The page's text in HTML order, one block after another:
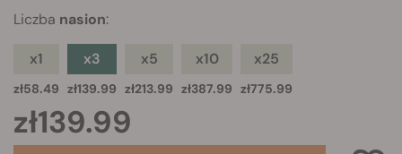
Liczba nasion:
x1
zł58.49
x3
zł139.99
x5
zł213.99
x10
zł387.99
x25
zł775.99
zł139.99